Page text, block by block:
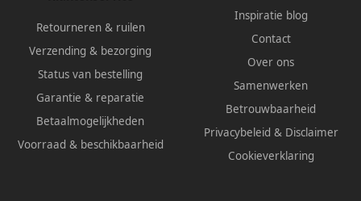
Retourneren & ruilen
Verzending & bezorging
Status van bestelling
Garantie & reparatie
Betaalmogelijkheden
Voorraad & beschikbaarheid
Inspiratie blog
Contact
Over ons
Samenwerken
Betrouwbaarheid
Privacybeleid & Disclaimer
Cookieverklaring